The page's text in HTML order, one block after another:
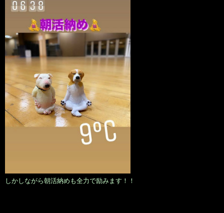
しかしながら朝活納めも全力で励みます！！